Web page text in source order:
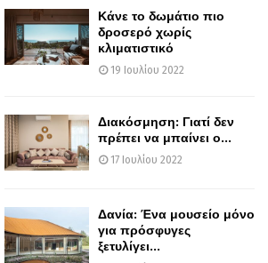
Κάνε το δωμάτιο πιο
δροσερό χωρίς
κλιματιστικό
19 Ιουλίου 2022
Διακόσμηση: Γιατί δεν
πρέπει να μπαίνει ο...
17 Ιουλίου 2022
Δανία: Ένα μουσείο μόνο
για πρόσφυγες
ξετυλίγει...